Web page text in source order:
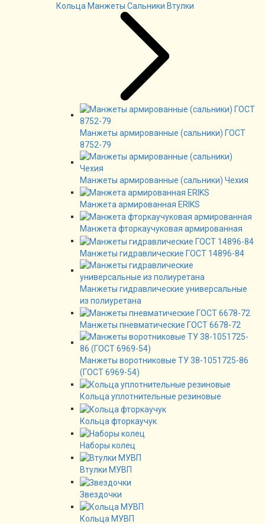
Кольца Манжеты Сальники Втулки
Манжеты армированные (сальники) ГОСТ
8752-79
Манжеты армированные (сальники) Чехия
Манжета армированная ERIKS
Манжета фторкаучуковая армированная
Манжеты гидравлические ГОСТ 14896-84
Манжеты гидравлические универсальные
из полиуретана
Манжеты пневматические ГОСТ 6678-72
Манжеты воротниковые ТУ 38-1051725-86
(ГОСТ 6969-54)
Кольца уплотнительные резиновые
Кольца фторкаучук
Наборы колец
Втулки МУВП
Звездочки
Кольца МУВП